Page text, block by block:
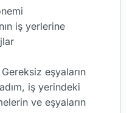
iş yerlerine
Gereksiz eşyaların
iş yerindeki
ve eşyaların